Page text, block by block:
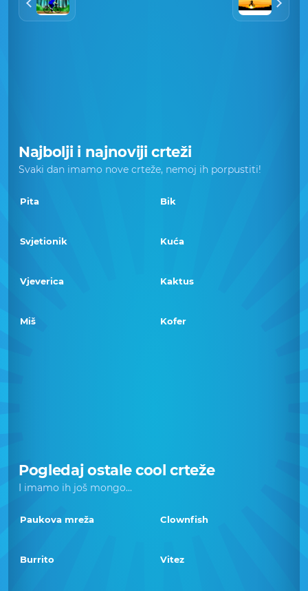
Najbolji i najnoviji crteži
Svaki dan imamo nove crteže, nemoj ih porpustiti!
Pita Bik
Svjetionik Kuća
Vjeverica Kaktus
Miš Kofer
Pogledaj ostale cool crteže
I imamo ih još mongo...
Paukova mreža Clownfish
Burrito Vitez